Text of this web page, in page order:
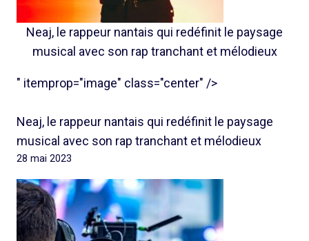
Neaj, le rappeur nantais qui redéfinit le paysage
musical avec son rap tranchant et mélodieux
" itemprop="image" class="center" />
Neaj, le rappeur nantais qui redéfinit le paysage
musical avec son rap tranchant et mélodieux
28 mai 2023